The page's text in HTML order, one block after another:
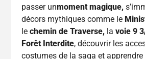
passer unmoment magique,
décors mythiques comme le
lechemin de Traverse, lavoie 9
Forêt Interdite, découvrir les
costumes de la saga et